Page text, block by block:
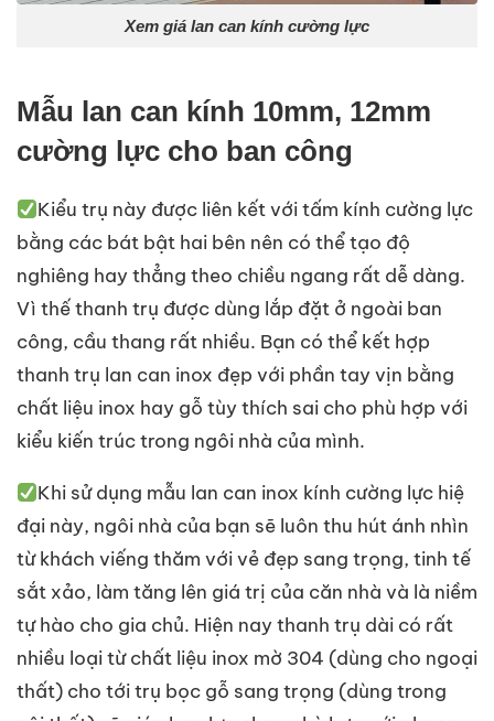
Xem giá lan can kính cường lực
Mẫu lan can kính 10mm, 12mm
cường lực cho ban công
Kiểu trụ này được liên kết với tấm kính cường lực
bằng các bát bật hai bên nên có thể tạo độ
nghiêng hay thẳng theo chiều ngang rất dễ dàng.
Vì thế thanh trụ được dùng lắp đặt ở ngoài ban
công, cầu thang rất nhiều. Bạn có thể kết hợp
thanh trụ lan can inox đẹp với phần tay vịn bằng
chất liệu inox hay gỗ tùy thích sai cho phù hợp với
kiểu kiến trúc trong ngôi nhà của mình.
Khi sử dụng mẫu lan can inox kính cường lực hiệ
đại này, ngôi nhà của bạn sẽ luôn thu hút ánh nhìn
từ khách viếng thăm với vẻ đẹp sang trọng, tinh tế
sắt xảo, làm tăng lên giá trị của căn nhà và là niềm
tự hào cho gia chủ. Hiện nay thanh trụ dài có rất
nhiều loại từ chất liệu inox mờ 304 (dùng cho ngoại
thất) cho tới trụ bọc gỗ sang trọng (dùng trong